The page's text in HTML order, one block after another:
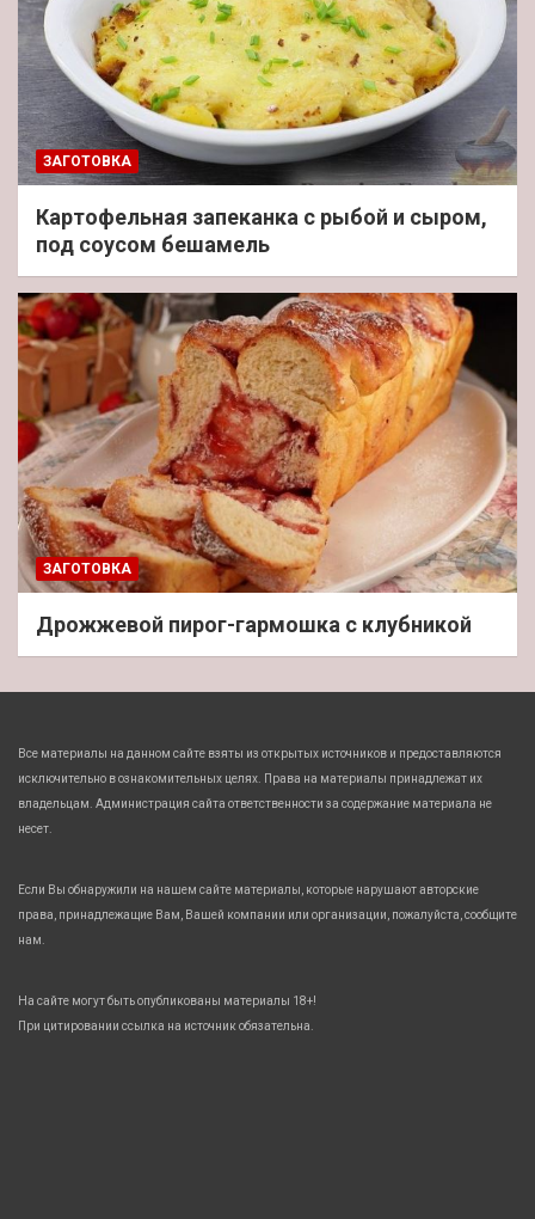
ЗАГОТОВКА
Картофельная запеканка с рыбой и сыром,
под соусом бешамель
ЗАГОТОВКА
Дрожжевой пирог-гармошка с клубникой
Все материалы на данном сайте взяты из открытых источников и предоставляются
исключительно в ознакомительных целях. Права на материалы принадлежат их
владельцам. Администрация сайта ответственности за содержание материала не
несет.
Если Вы обнаружили на нашем сайте материалы, которые нарушают авторские
права, принадлежащие Вам, Вашей компании или организации, пожалуйста, сообщите
нам.
На сайте могут быть опубликованы материалы 18+!
При цитировании ссылка на источник обязательна.